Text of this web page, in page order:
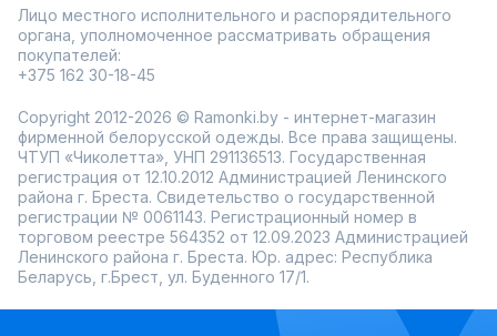
Лицо местного исполнительного и распорядительного
органа, уполномоченное рассматривать обращения
покупателей:
+375 162 30-18-45
Copyright 2012-2026 © Ramonki.by - интернет-магазин
фирменной белорусской одежды. Все права защищены.
ЧТУП «Чиколетта», УНП 291136513. Государственная
регистрация от 12.10.2012 Администрацией Ленинского
района г. Бреста. Свидетельство о государственной
регистрации № 0061143. Регистрационный номер в
торговом реестре 564352 от 12.09.2023 Администрацией
Ленинского района г. Бреста. Юр. адрес: Республика
Беларусь, г.Брест, ул. Буденного 17/1.